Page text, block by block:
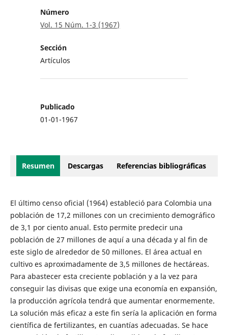
Número
Vol. 15 Núm. 1-3 (1967)
Sección
Artículos
Publicado
01-01-1967
Resumen Descargas Referencias bibliográficas
El último censo oficial (1964) estableció para Colombia una
población de 17,2 millones con un crecimiento demográfico
de 3,1 por ciento anual. Esto permite predecir una
población de 27 millones de aquí a una década y al fin de
este siglo de alrededor de 50 millones. El área actual en
cultivo es aproximadamente de 3,5 millones de hectáreas.
Para abastecer esta creciente población y a la vez para
conseguir las divisas que exige una economía en expansión,
la producción agrícola tendrá que aumentar enormemente.
La solución más eficaz a este fin sería la aplicación en forma
científica de fertilizantes, en cuantías adecuadas. Se hace